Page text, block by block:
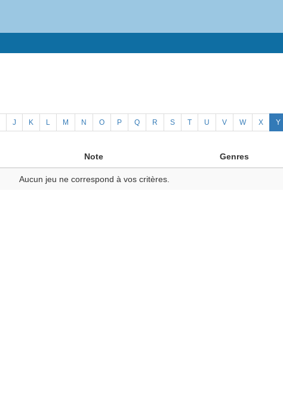
J K L M N O P Q R S T U V W X Y
Note Genres
Aucun jeu ne correspond à vos critères.